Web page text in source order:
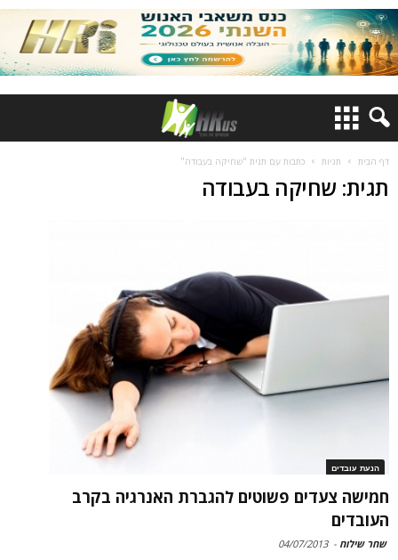
דף הבית תגיות כתבות עם תגית "שחיקה בעבודה"
תגית: שחיקה בעבודה
הנעת עובדים
חמישה צעדים פשוטים להגברת האנרגיה בקרב
העובדים
שחר שילוח -
04/07/2013